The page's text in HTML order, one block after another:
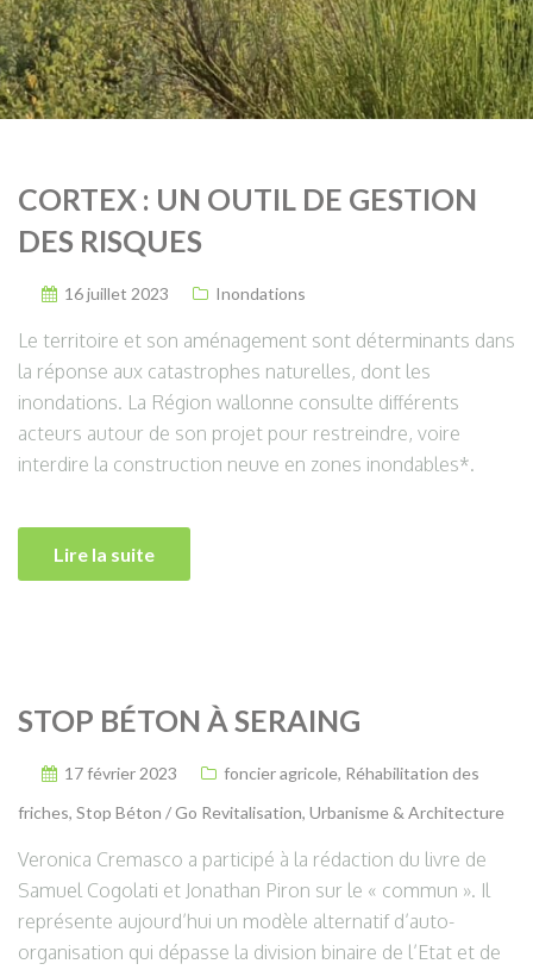
CORTEX : UN OUTIL DE GESTION
DES RISQUES
16 juillet 2023 Inondations
Le territoire et son aménagement sont déterminants dans
la réponse aux catastrophes naturelles, dont les
inondations. La Région wallonne consulte différents
acteurs autour de son projet pour restreindre, voire
interdire la construction neuve en zones inondables*.
Lire la suite
STOP BÉTON À SERAING
17 février 2023 foncier agricole, Réhabilitation des
friches, Stop Béton / Go Revitalisation, Urbanisme & Architecture
Veronica Cremasco a participé à la rédaction du livre de
Samuel Cogolati et Jonathan Piron sur le « commun ». Il
représente aujourd’hui un modèle alternatif d’auto-
organisation qui dépasse la division binaire de l’Etat et de